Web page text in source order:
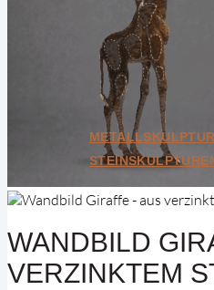
Weitere Kategorien
Geschenkkarten
Unikate
Alle ansehen
WANDBILD
VERZINKTEM